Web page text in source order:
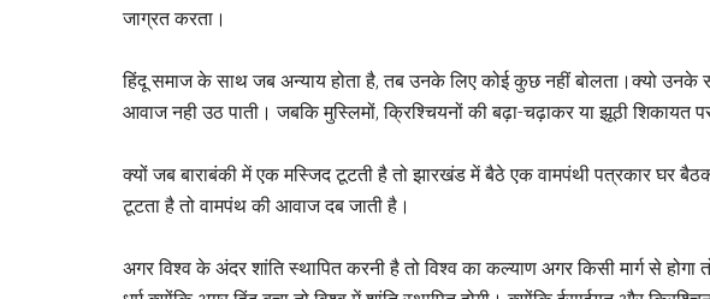
जाग्रत करता।
हिंदू समाज के साथ जब अन्याय होता है, तब उनके लिए कोई कुछ नहीं बोलता।क्यो उनके
आवाज नही उठ पाती। जबकि मुस्लिमों, क्रिश्चियनों की बढ़ा-चढ़ाकर या झूठी शिकायत
क्यों जब बाराबंकी में एक मस्जिद टूटती है तो झारखंड में बैठे एक वामपंथी पत्रकार घर
टूटता है तो वामपंथ की आवाज दब जाती है।
अगर विश्व के अंदर शांति स्थापित करनी है तो विश्व का कल्याण अगर किसी मार्ग से